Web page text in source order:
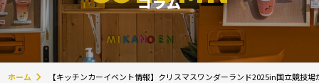
ホーム 【キッチンカーイベント情報】クリスマスワンダーランド2025in国立競技